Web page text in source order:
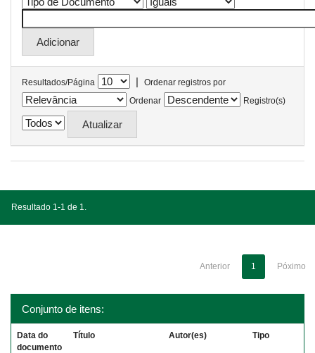
Resultados/Página |
Ordenar registros por
Ordenar
Registro(s)
Resultado 1-1 de 1.
Anterior 1 Póximo
Conjunto de itens:
Data do
documento
Título Autor(es) Tipo